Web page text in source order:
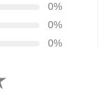
0%
0%
0%